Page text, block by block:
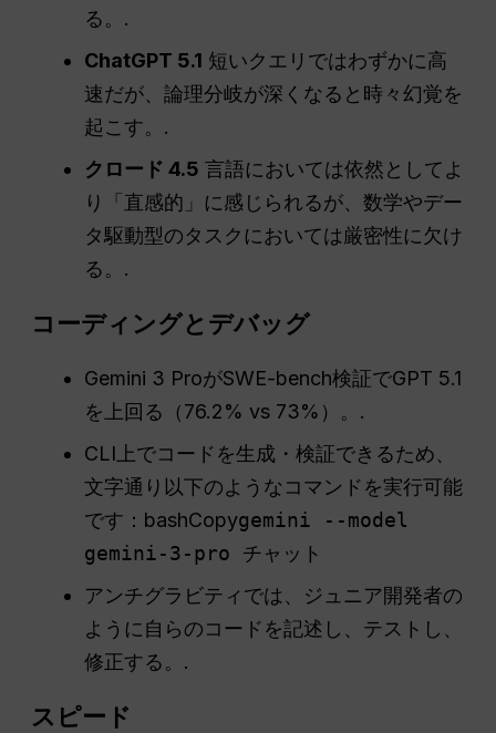
る。.
ChatGPT 5.1 短いクエリではわずかに高
速だが、論理分岐が深くなると時々幻覚を
起こす。.
クロード 4.5 言語においては依然としてよ
り「直感的」に感じられるが、数学やデー
タ駆動型のタスクにおいては厳密性に欠け
る。.
コーディングとデバッグ
Gemini 3 ProがSWE-bench検証でGPT 5.1
を上回る（76.2% vs 73%）。.
CLI上でコードを生成・検証できるため、
文字通り以下のようなコマンドを実行可能
です：bashCopygemini --model
gemini-3-pro チャット
アンチグラビティでは、ジュニア開発者の
ように自らのコードを記述し、テストし、
修正する。.
スピード